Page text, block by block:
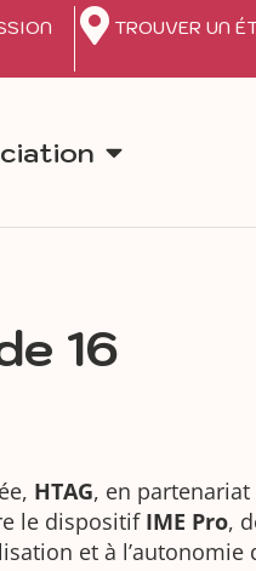
TROUVER UN
16
HTAG, en partenariat
le dispositif IME Pro,
et à l’autonomie